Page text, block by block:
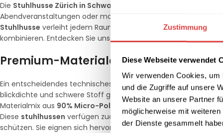
Zustimmung
Diese Webseite verwendet
Wir verwenden Cookies,
und die Zugriffe auf unsere
Website an unsere Partner
möglicherweise mit
der Dienste gesammelt
Die Stuhlhusse Zürich in Schwarz
ist der Inbegriff von Eleganz
Abendveranstaltungen oder moderne Gastronomiekonzepte,
Stuhlhusse verleiht jedem Raum eine besondere Tiefe und
kombinieren. Entdecken Sie unser gesamtes Sortiment in der
Premium-Materialqualität: 190g/qm
Ein entscheidendes technisches Merkmal der Serie Zürich ist
blickdichte und schwere Stoff garantiert eine erstklassige
Materialmix aus 90% Micro-Polyester und 10% Elastan
Diese stuhlhussen verfügen zudem über verstärkte
schützen. Sie eignen sich hervorragend für klassische